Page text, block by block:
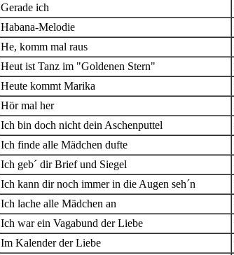
Gerade ich
Habana-Melodie
He, komm mal raus
Heut ist Tanz im "Goldenen Stern"
Heute kommt Marika
Hör mal her
Ich bin doch nicht dein Aschenputtel
Ich finde alle Mädchen dufte
Ich geb´ dir Brief und Siegel
Ich kann dir noch immer in die Augen seh´n
Ich lache alle Mädchen an
Ich war ein Vagabund der Liebe
Im Kalender der Liebe